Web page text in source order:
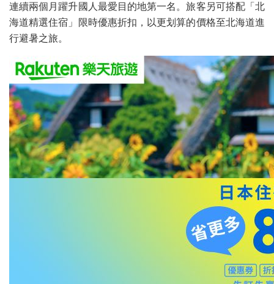
連續兩個月躍升國人最愛目的地第一名。旅客另可搭配「北
海道精選住宿」限時優惠折扣，以更划算的價格至北海道進
行避暑之旅。